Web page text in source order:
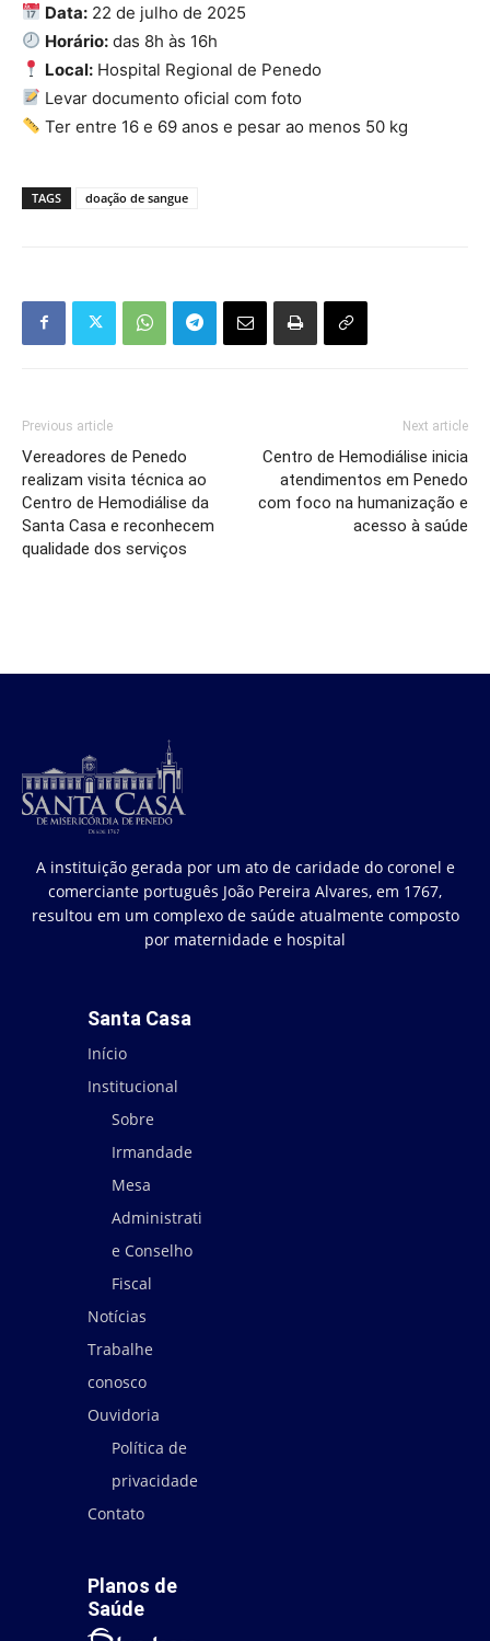
Data: 22 de julho de 2025
Horário: das 8h às 16h
Local: Hospital Regional de Penedo
Levar documento oficial com foto
Ter entre 16 e 69 anos e pesar ao menos 50 kg
TAGS doação de sangue
Previous article
Vereadores de Penedo
realizam visita técnica ao
Centro de Hemodiálise da
Santa Casa e reconhecem
qualidade dos serviços
Next article
Centro de Hemodiálise inicia
atendimentos em Penedo
com foco na humanização e
acesso à saúde
A instituição gerada por um ato de caridade do coronel e
comerciante português João Pereira Alvares, em 1767,
resultou em um complexo de saúde atualmente composto
por maternidade e hospital
Santa Casa
Início
Institucional
Sobre
Irmandade
Mesa
Administrativa
e Conselho
Fiscal
Notícias
Trabalhe
conosco
Ouvidoria
Política de
privacidade
Contato
Planos de
Saúde